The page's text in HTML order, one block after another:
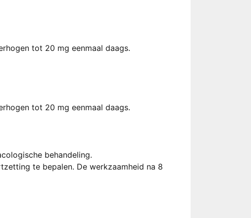
tot 20 mg eenmaal daags.
tot 20 mg eenmaal daags.
behandeling.
te bepalen. De werkzaamheid na 8